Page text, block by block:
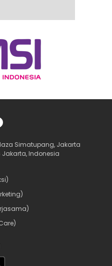
Simatupang, Jakarta
Jakarta, Indonesia